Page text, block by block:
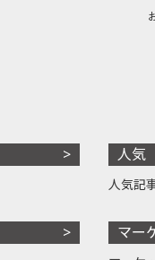
人気
人気記
マー